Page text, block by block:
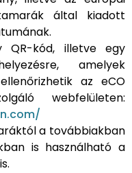
által kiadott
kód, illetve egy
amelyek
az eCO
webfelületen:
a továbbiakban
is használható a